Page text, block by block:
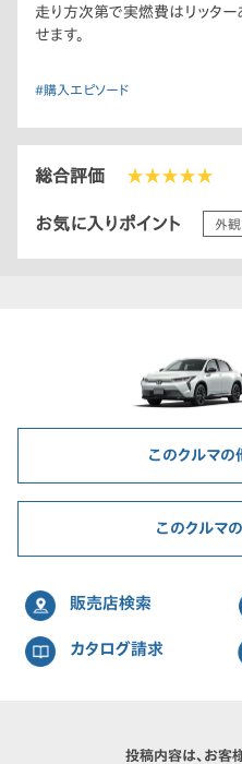
走り方次第で実燃費はリッタ
せます。
#購入エピソード
総合評価 ★★★★★
お気に入りポイント 外観
このクルマの
このクルマ
販売店検索
カタログ請求
投稿内容は、お客